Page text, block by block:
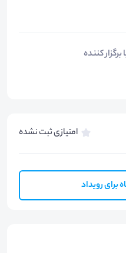
کننده
امتیازی ثبت نشده
برای رویداد